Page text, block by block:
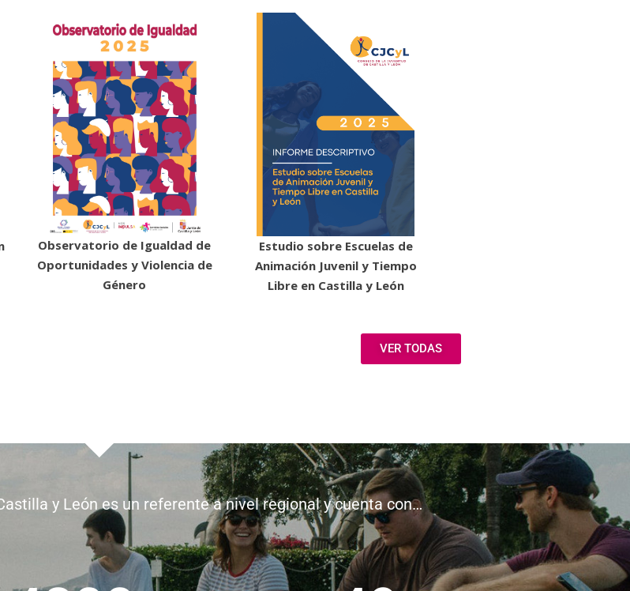
Observatorio de Igualdad de
Oportunidades y Violencia de
Género
Estudio sobre Escuelas de
Animación Juvenil y Tiempo
Libre en Castilla y León
VER TODAS
y León es un referente a nivel regional y cuenta con…